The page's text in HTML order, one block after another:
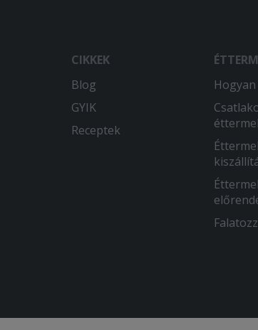
CIKKEK
Blog
GYIK
Receptek